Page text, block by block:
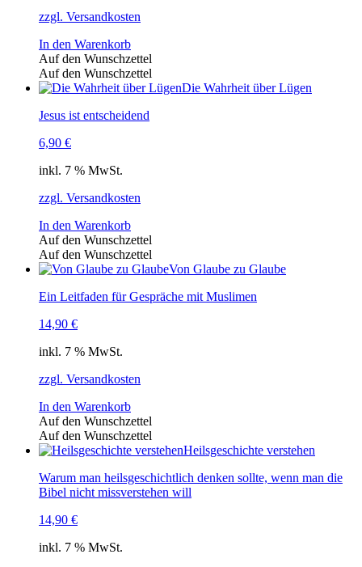
zzgl. Versandkosten
In den Warenkorb
Auf den Wunschzettel
Auf den Wunschzettel
Die Wahrheit über Lügen
Jesus ist entscheidend
6,90 €
inkl. 7 % MwSt.
zzgl. Versandkosten
In den Warenkorb
Auf den Wunschzettel
Auf den Wunschzettel
Von Glaube zu Glaube
Ein Leitfaden für Gespräche mit Muslimen
14,90 €
inkl. 7 % MwSt.
zzgl. Versandkosten
In den Warenkorb
Auf den Wunschzettel
Auf den Wunschzettel
Heilsgeschichte verstehen
Warum man heilsgeschichtlich denken sollte, wenn man die
Bibel nicht missverstehen will
14,90 €
inkl. 7 % MwSt.